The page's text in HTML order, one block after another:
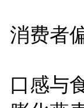
消费者
口感与